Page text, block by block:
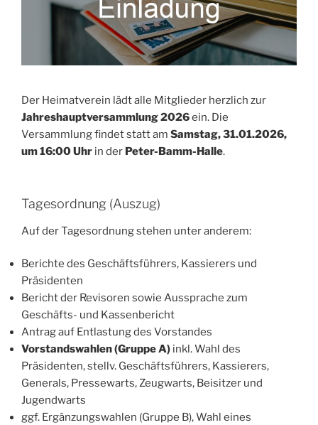
Der Heimatverein lädt alle Mitglieder herzlich zur
Jahreshauptversammlung 2026ein. Die
Versammlung findet statt am Samstag, 31.01.2026,
um 16:00 Uhr in der Peter-Bamm-Halle.
Tagesordnung (Auszug)
Auf der Tagesordnung stehen unter anderem:
Berichte des Geschäftsführers, Kassierers und
Präsidenten
Bericht der Revisoren sowie Aussprache zum
Geschäfts- und Kassenbericht
Antrag auf Entlastung des Vorstandes
Vorstandswahlen (Gruppe A) inkl. Wahl des
Präsidenten, stellv. Geschäftsführers, Kassierers,
Generals, Pressewarts, Zeugwarts, Beisitzer und
Jugendwarts
ggf. Ergänzungswahlen (Gruppe B), Wahl eines